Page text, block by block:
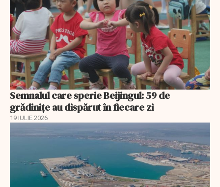
Semnalul care sperie Beijingul: 59 de
grădinițe au dispărut în fiecare zi
19 IULIE 2026